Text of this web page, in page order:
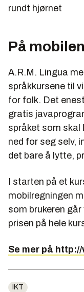
rundt hjørnet
På mobilen
A.R.M. Lingua
språkkursene til
for folk. Det
gratis
språket som
ned for seg selv,
det bare å lytte,
I starten på et
mobilregningen
som brukeren
prisen på hele
Se mer på
IKT